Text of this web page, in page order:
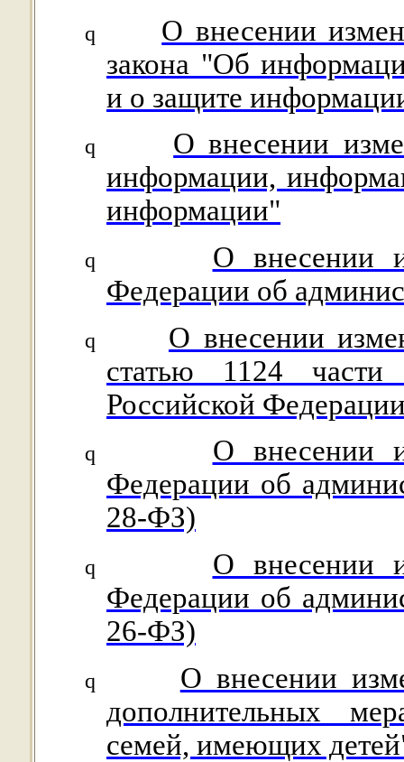
q
О внесении
закона "Об
и о защите
q
О внесении
информации,
информации"
q
О внесении
Федерации об
q
О внесении
статью 1124 части
Российской
q
О внесении
Федерации об
28-ФЗ)
q
О внесении
Федерации об
26-ФЗ)
q
О внесении
дополнительных
семей, имеющих